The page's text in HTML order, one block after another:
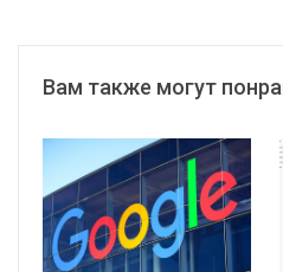
Вам также могут